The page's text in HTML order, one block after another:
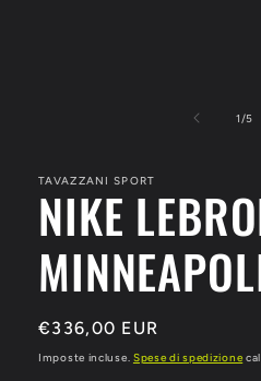
1/su
5
TAVAZZANI SPORT
NIKE
Prezzo
di
€336,00 EUR
Imposte incluse. Spese di spedizione